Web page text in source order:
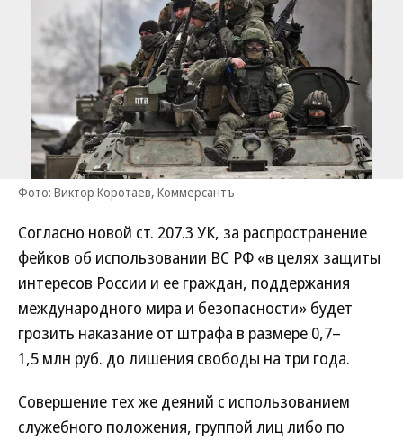
Фото: Виктор Коротаев, Коммерсантъ
Согласно новой ст. 207.3 УК, за распространение
фейков об использовании ВС РФ «в целях защиты
интересов России и ее граждан, поддержания
международного мира и безопасности» будет
грозить наказание от штрафа в размере 0,7–
1,5 млн руб. до лишения свободы на три года.
Совершение тех же деяний с использованием
служебного положения, группой лиц либо по